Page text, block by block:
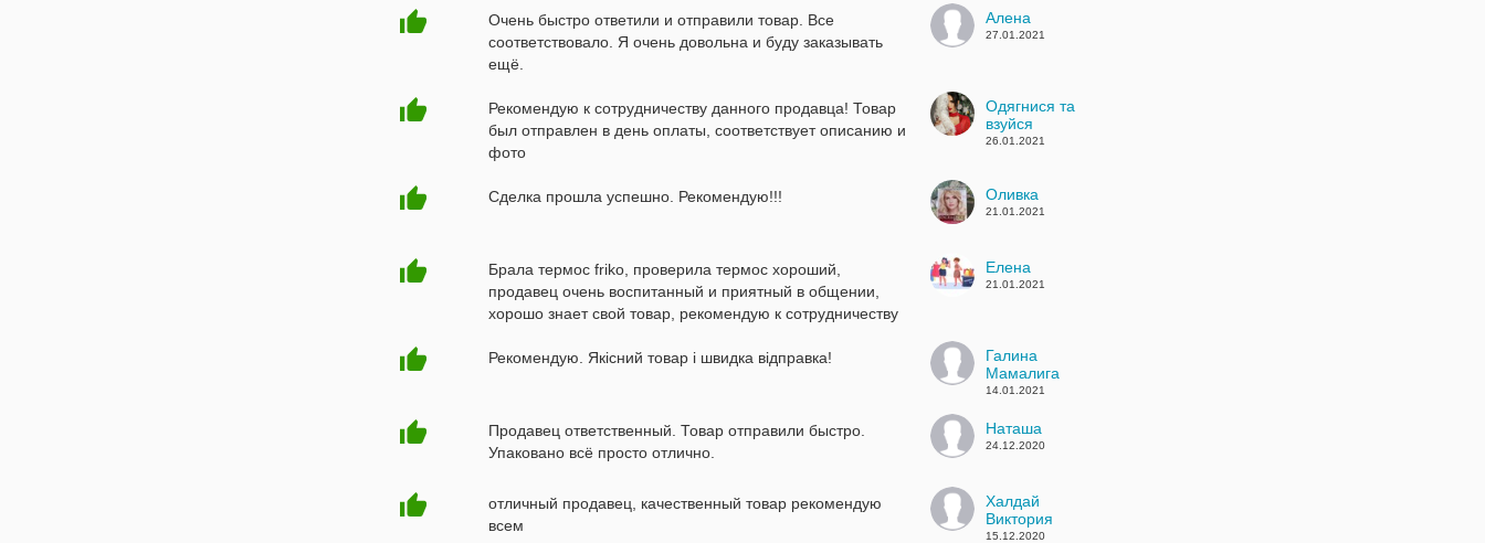
Алена
27.01.2021
Очень быстро ответили и отправили товар. Все
соответствовало. Я очень довольна и буду заказывать
ещё.
Одягнися та
взуйся
26.01.2021
Рекомендую к сотрудничеству данного продавца! Товар
был отправлен в день оплаты, соответствует описанию и
фото
Оливка
21.01.2021
Сделка прошла успешно. Рекомендую!!!
Елена
21.01.2021
Брала термос friko, проверила термос хороший,
продавец очень воспитанный и приятный в общении,
хорошо знает свой товар, рекомендую к сотрудничеству
Галина
Мамалига
14.01.2021
Рекомендую. Якісний товар і швидка відправка!
Наташа
24.12.2020
Продавец ответственный. Товар отправили быстро.
Упаковано всё просто отлично.
Халдай
Виктория
15.12.2020
отличный продавец, качественный товар рекомендую
всем